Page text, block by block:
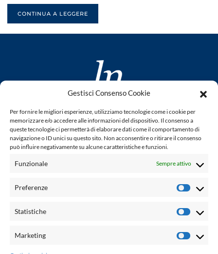
Gestisci Consenso Cookie
Per fornire le migliori esperienze, utilizziamo tecnologie come i cookie per
memorizzare e/o accedere alle informazioni del dispositivo. Il consenso a
queste tecnologie ci permetterà di elaborare dati come il comportamento di
navigazione o ID unici su questo sito. Non acconsentire o ritirare il consenso
può influire negativamente su alcune caratteristiche e funzioni.
Funzionale Sempre attivo
Preferenze
Statistiche
Marketing
CONTINUA A LEGGERE
www.laletteraturaenoi.it
fondato da Romano Luperini
Questo blog non rappresenta una testata giornalistica in
quanto viene aggiornato senza alcuna periodicità. Non può
legge n° 62 del 7.03.2001. L'autore non è responsabile per
email: